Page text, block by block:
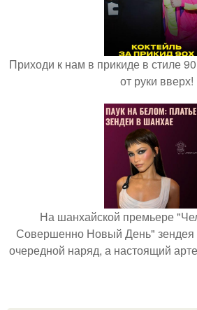
Приходи к нам в прикиде в стиле
от руки вверх!
На шанхайской премьере
Совершенно Новый День" зендея
очередной наряд, а настоящий